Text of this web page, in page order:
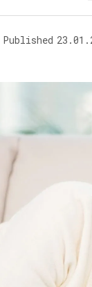
Published